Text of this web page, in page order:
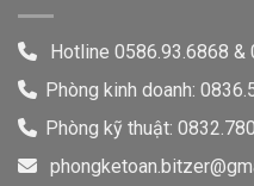
Hotline 0586.93.6868 &
Phòng kinh doanh:
Phòng kỹ thuật: